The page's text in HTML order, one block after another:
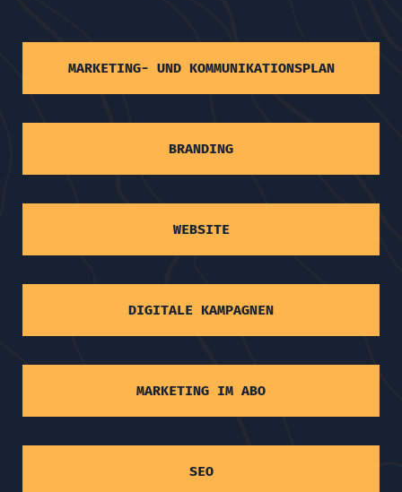
MARKETING- UND KOMMUNIKATIONSPLAN
BRANDING
WEBSITE
DIGITALE KAMPAGNEN
MARKETING IM ABO
SEO